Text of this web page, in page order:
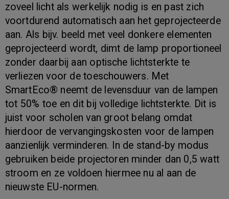
zoveel licht als werkelijk nodig is en past zich
voortdurend automatisch aan het geprojecteerde
aan. Als bijv. beeld met veel donkere elementen
geprojecteerd wordt, dimt de lamp proportioneel
zonder daarbij aan optische lichtsterkte te
verliezen voor de toeschouwers. Met
SmartEco® neemt de levensduur van de lampen
tot 50% toe en dit bij volledige lichtsterkte. Dit is
juist voor scholen van groot belang omdat
hierdoor de vervangingskosten voor de lampen
aanzienlijk verminderen. In de stand-by modus
gebruiken beide projectoren minder dan 0,5 watt
stroom en ze voldoen hiermee nu al aan de
nieuwste EU-normen.